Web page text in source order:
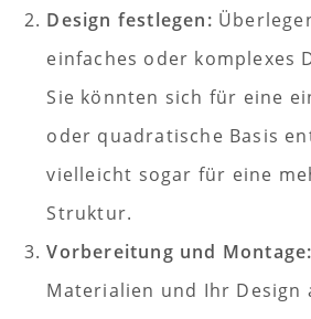
Design festlegen:
einfaches oder komplexes
Sie könnten sich für eine
oder quadratische Basis
vielleicht sogar für eine
Struktur.
Vorbereitung und Montage:
Materialien und Ihr Design